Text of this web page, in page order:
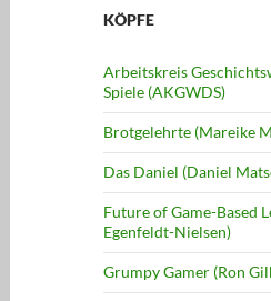
KÖPFE
Arbeitskreis
Spiele (AKGWDS)
Brotgelehrte (Mareike
Das Daniel (Daniel
Future of Game-Based
Egenfeldt-Nielsen)
Grumpy Gamer (Ron